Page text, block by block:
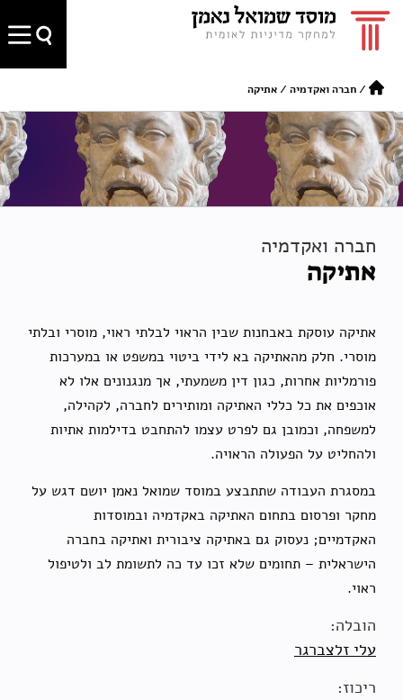
/חברה ואקדמיה /אתיקה
חברה ואקדמיה
אתיקה
אתיקה עוסקת באבחנות שבין הראוי לבלתי ראוי, מוסרי ובלתי
מוסרי. חלק מהאתיקה בא לידי ביטוי במשפט או במערכות
פורמליות אחרות, כגון דין משמעתי, אך מנגנונים אלו לא
אוכפים את כל כללי האתיקה ומותירים לחברה, לקהילה,
למשפחה, וכמובן גם לפרט עצמו להתחבט בדילמות אתיות
ולהחליט על הפעולה הראויה.
במסגרת העבודה שתתבצע במוסד שמואל נאמן יושם דגש על
מחקר ופרסום בתחום האתיקה באקדמיה ובמוסדות
האקדמיים; נעסוק גם באתיקה ציבורית ואתיקה בחברה
הישראלית – תחומים שלא זכו עד כה לתשומת לב ולטיפול
ראוי.
הובלה:
עלי זלצברגר
ריכוז: